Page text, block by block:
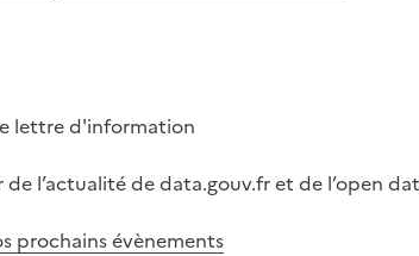
lettre d'information
de l’actualité de data.gouv.fr et de l’open
prochains évènements